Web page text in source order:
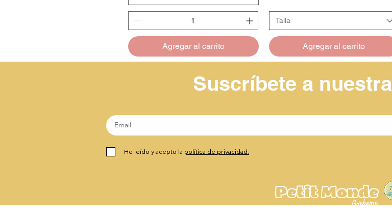
Agregar al carrito
Talla
Agregar al carrito
Suscríbete a nuestra
He leído y acepto la política de privacidad.